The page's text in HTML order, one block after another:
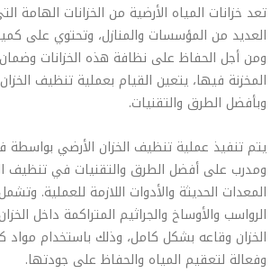
تعد خزانات المياه الأرضية من الخزانات الهامة
العديد من المؤسسات والمنازل، وتحتوي على
ومن أجل الحفاظ على نظافة هذه الخزانات
المخزنة فيها، يتعين القيام بعملية تنظيف
وبأفضل الطرق والتقنيات.
يتم تنفيذ عملية تنظيف الخزان الأرضي
ومدرب على أفضل الطرق والتقنيات في تنظيف
المعدات الحديثة والأدوات اللازمة للعملية.
الرواسب والأوساخ والجراثيم المتراكمة داخل
الخزان وقاعه بشكل كامل، وذلك باستخدام مواد
وفعالة لتعقيم المياه والحفاظ على جودتها.